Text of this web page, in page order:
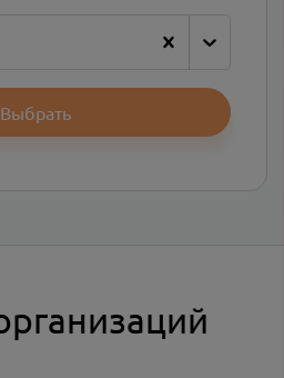
Выбрать